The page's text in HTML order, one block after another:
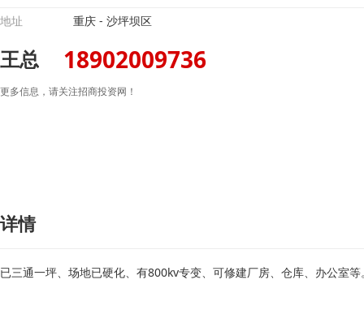
地址 重庆 - 沙坪坝区
王总 18902009736
更多信息，请关注招商投资网！
详情
已三通一坪、场地已硬化、有800kv专变、可修建厂房、仓库、办公室